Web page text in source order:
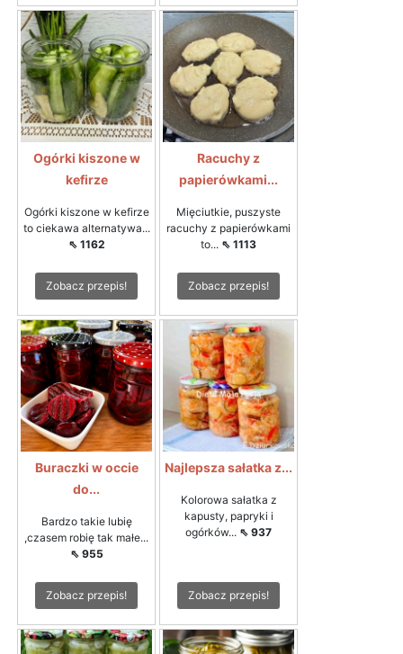
Ogórki kiszone w
kefirze
Ogórki kiszone w kefirze
to ciekawa alternatywa...
⇖ 1162
Zobacz przepis!
Racuchy z
papierówkami...
Mięciutkie, puszyste
racuchy z papierówkami
to... ⇖ 1113
Zobacz przepis!
Buraczki w occie
do...
Bardzo takie lubię
,czasem robię tak małe...
⇖ 955
Zobacz przepis!
Najlepsza sałatka z...
Kolorowa sałatka z
kapusty, papryki i
ogórków... ⇖ 937
Zobacz przepis!